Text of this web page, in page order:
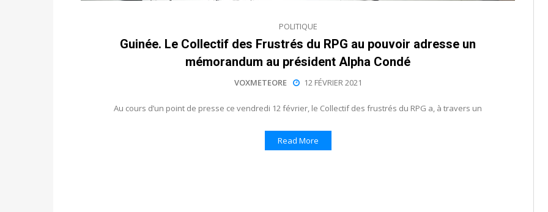
POLITIQUE
Guinée. Le Collectif des Frustrés du RPG au pouvoir adresse un
mémorandum au président Alpha Condé
VOXMETEORE 12 FÉVRIER 2021
Au cours d’un point de presse ce vendredi 12 février, le Collectif des frustrés du RPG a, à travers un
Read More